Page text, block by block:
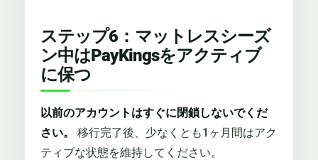
ステップ6：マットレスシーズ
ン中はPayKingsをアクティブ
に保つ
以前のアカウントはすぐに閉鎖しないでくだ
さい。 移行完了後、少なくとも1ヶ月間はアク
ティブな状態を維持してください。